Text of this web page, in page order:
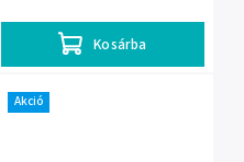
Kosárba
Akció